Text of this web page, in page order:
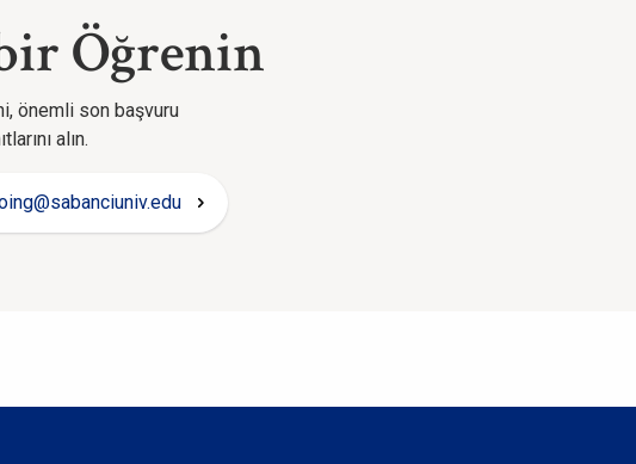
Öğrenin
önemli son başvuru
alın.